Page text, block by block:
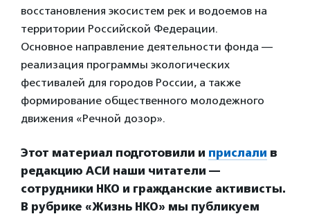
восстановления экосистем рек и водоемов на
территории Российской Федерации.
Основное направление деятельности фонда —
реализация программы экологических
фестивалей для городов России, а также
формирование общественного молодежного
движения «Речной дозор».
Этот материал подготовили и прислали в
редакцию АСИ наши читатели —
сотрудники НКО и гражданские активисты.
В рубрике «Жизнь НКО» мы публикуем